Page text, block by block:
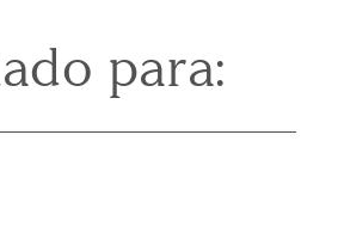
para: